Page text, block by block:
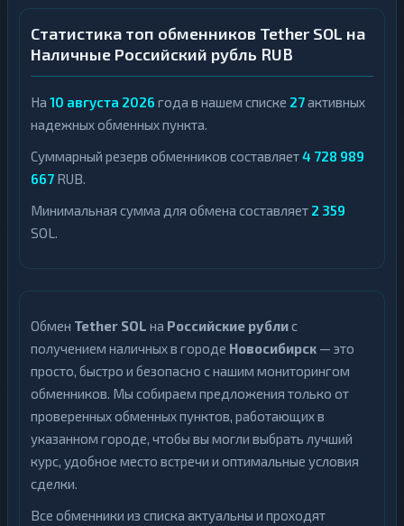
Статистика топ обменников Tether SOL на
Наличные Российский рубль RUB
На 10 августа 2026 года в нашем списке 27активных
надежных обменных пункта.
Суммарный резерв обменников составляет4 728 989
667 RUB.
Минимальная сумма для обмена составляет 2 359
SOL.
Обмен Tether SOL на Российские рублис
получением наличных в городе Новосибирск — это
просто, быстро и безопасно с нашим мониторингом
обменников. Мы собираем предложения только от
проверенных обменных пунктов, работающих в
указанном городе, чтобы вы могли выбрать лучший
курс, удобное место встречи и оптимальные условия
сделки.
Все обменники из списка актуальны и проходят